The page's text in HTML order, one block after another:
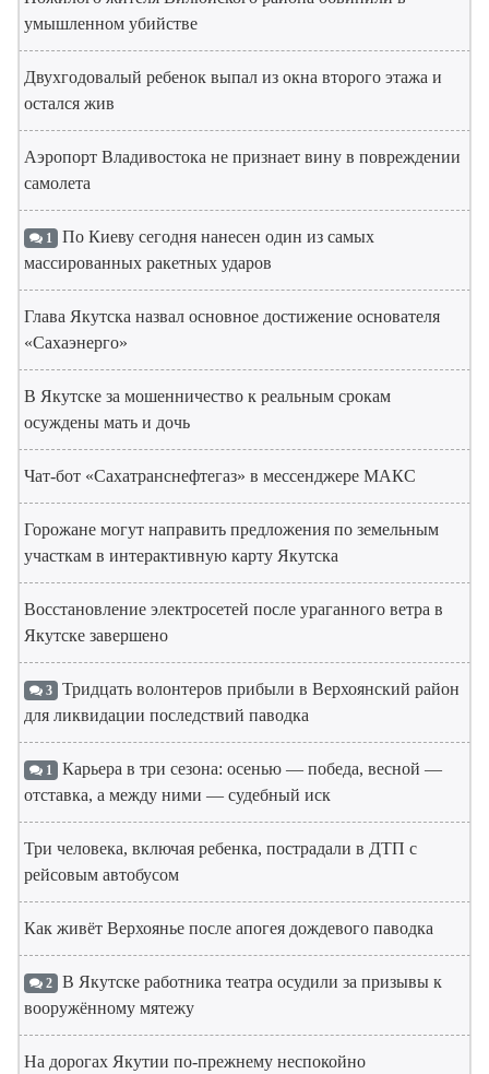
умышленном убийстве
Двухгодовалый ребенок выпал из окна второго этажа и
остался жив
Аэропорт Владивостока не признает вину в повреждении
самолета
1 По Киеву сегодня нанесен один из самых
массированных ракетных ударов
Глава Якутска назвал основное достижение основателя
«Сахаэнерго»
В Якутске за мошенничество к реальным срокам
осуждены мать и дочь
Чат-бот «Сахатранснефтегаз» в мессенджере МАКС
Горожане могут направить предложения по земельным
участкам в интерактивную карту Якутска
Восстановление электросетей после ураганного ветра в
Якутске завершено
3 Тридцать волонтеров прибыли в Верхоянский район
для ликвидации последствий паводка
1 Карьера в три сезона: осенью — победа, весной —
отставка, а между ними — судебный иск
Три человека, включая ребенка, пострадали в ДТП с
рейсовым автобусом
Как живёт Верхоянье после апогея дождевого паводка
2 В Якутске работника театра осудили за призывы к
вооружённому мятежу
На дорогах Якутии по-прежнему неспокойно